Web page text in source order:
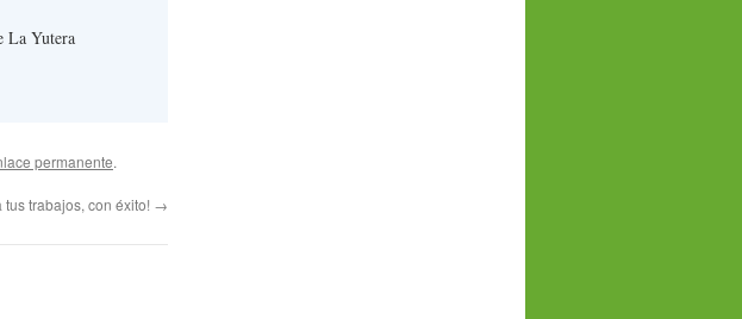
La Yutera
permanente.
tus trabajos, con éxito! →